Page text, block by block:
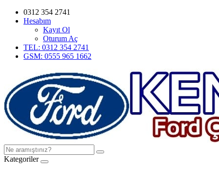
0312 354 2741
Hesabım
Kayıt Ol
Oturum Aç
TEL: 0312 354 2741
GSM: 0555 965 1662
Kategoriler